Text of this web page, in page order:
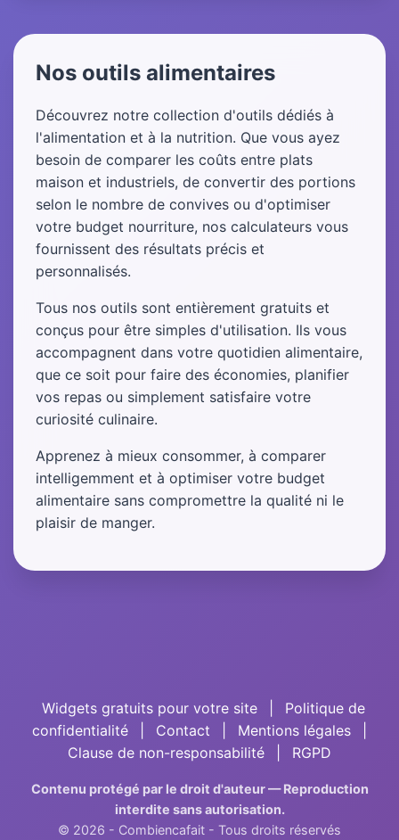
Nos outils alimentaires
Découvrez notre collection d'outils dédiés à
l'alimentation et à la nutrition. Que vous ayez
besoin de comparer les coûts entre plats
maison et industriels, de convertir des portions
selon le nombre de convives ou d'optimiser
votre budget nourriture, nos calculateurs vous
fournissent des résultats précis et
personnalisés.
Tous nos outils sont entièrement gratuits et
conçus pour être simples d'utilisation. Ils vous
accompagnent dans votre quotidien alimentaire,
que ce soit pour faire des économies, planifier
vos repas ou simplement satisfaire votre
curiosité culinaire.
Apprenez à mieux consommer, à comparer
intelligemment et à optimiser votre budget
alimentaire sans compromettre la qualité ni le
plaisir de manger.
Widgets gratuits pour votre site
Politique de
confidentialité
Contact Mentions légales
Clause de non-responsabilité
RGPD
Contenu protégé par le droit d'auteur — Reproduction
interdite sans autorisation.
© 2026 - Combiencafait - Tous droits réservés